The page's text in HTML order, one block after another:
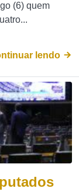
(6) quem
lendo